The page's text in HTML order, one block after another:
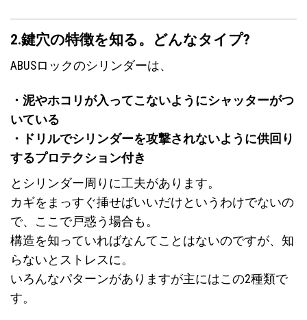
2.鍵穴の特徴を知る。どんなタイプ?
ABUSロックのシリンダーは、
・泥やホコリが入ってこないようにシャッターがつ
いている
・ドリルでシリンダーを攻撃されないように供回り
するプロテクション付き
とシリンダー周りに工夫があります。
カギをまっすぐ挿せばいいだけというわけでないの
で、ここで戸惑う場合も。
構造を知っていればなんてことはないのですが、知
らないとストレスに。
いろんなパターンがありますが主にはこの2種類で
す。